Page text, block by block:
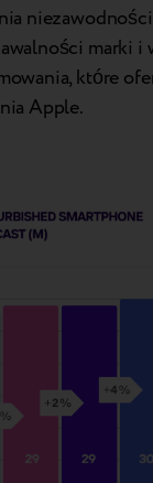
marki i
które
Apple.